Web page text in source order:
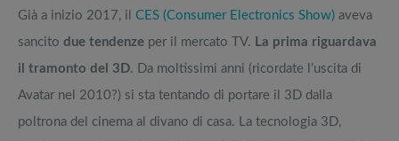
Già a inizio 2017, il CES (Consumer Electronics Show) aveva
sancito due tendenze per il mercato TV. La prima riguardava
il tramonto del 3D. Da moltissimi anni (ricordate l’uscita di
Avatar nel 2010?) si sta tentando di portare il 3D dalla
poltrona del cinema al divano di casa. La tecnologia 3D,